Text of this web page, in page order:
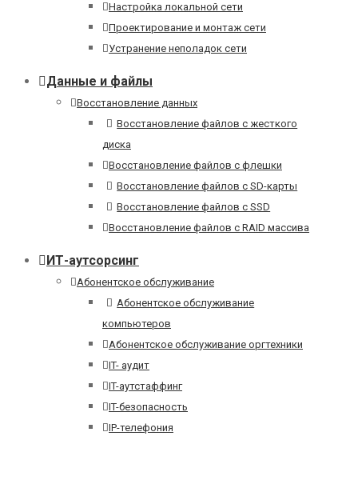
Настройка локальной сети
Проектирование и монтаж сети
Устранение неполадок сети
Данные и файлы
Восстановление данных
Восстановление файлов с жесткого
диска
Восстановление файлов с флешки
Восстановление файлов с SD-карты
Восстановление файлов с SSD
Восстановление файлов с RAID массива
ИТ-аутсорсинг
Абонентское обслуживание
Абонентское обслуживание
компьютеров
Абонентское обслуживание оргтехники
IT- аудит
IT-аутстаффинг
IT-безопасность
IP-телефония